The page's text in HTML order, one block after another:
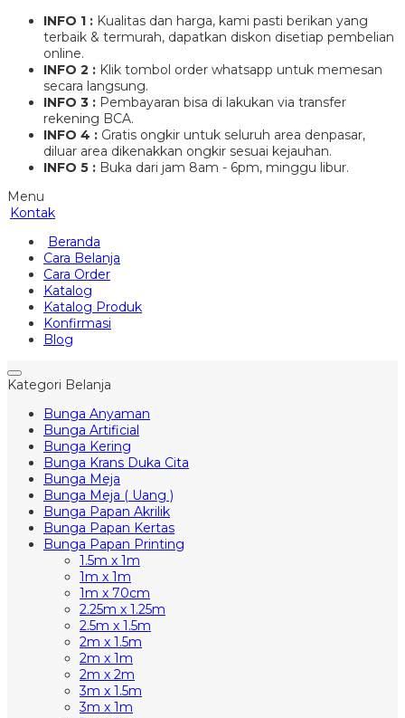
INFO 1 : Kualitas dan harga, kami pasti berikan yang
terbaik & termurah, dapatkan diskon disetiap pembelian
online.
INFO 2 : Klik tombol order whatsapp untuk memesan
secara langsung.
INFO 3 : Pembayaran bisa di lakukan via transfer
rekening BCA.
INFO 4 : Gratis ongkir untuk seluruh area denpasar,
diluar area dikenakkan ongkir sesuai kejauhan.
INFO 5 : Buka dari jam 8am - 6pm, minggu libur.
Menu
Kontak
Beranda
Cara Belanja
Cara Order
Katalog
Katalog Produk
Konfirmasi
Blog
Kategori Belanja
Bunga Anyaman
Bunga Artificial
Bunga Kering
Bunga Krans Duka Cita
Bunga Meja
Bunga Meja ( Uang )
Bunga Papan Akrilik
Bunga Papan Kertas
Bunga Papan Printing
1.5m x 1m
1m x 1m
1m x 70cm
2.25m x 1.25m
2.5m x 1.5m
2m x 1.5m
2m x 1m
2m x 2m
3m x 1.5m
3m x 1m